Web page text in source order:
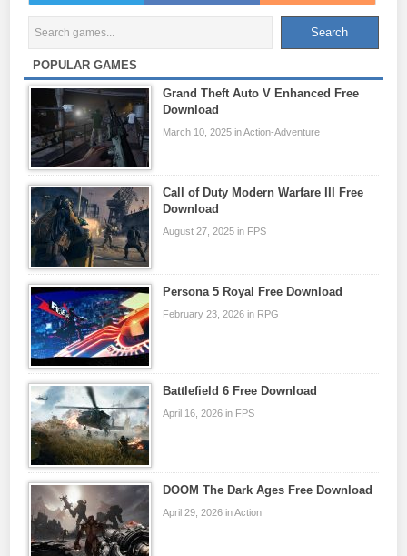
POPULAR GAMES
Grand Theft Auto V Enhanced Free
Download
March 10, 2025 in Action-Adventure
Call of Duty Modern Warfare III Free
Download
August 27, 2025 in FPS
Persona 5 Royal Free Download
February 23, 2026 in RPG
Battlefield 6 Free Download
April 16, 2026 in FPS
DOOM The Dark Ages Free Download
April 29, 2026 in Action